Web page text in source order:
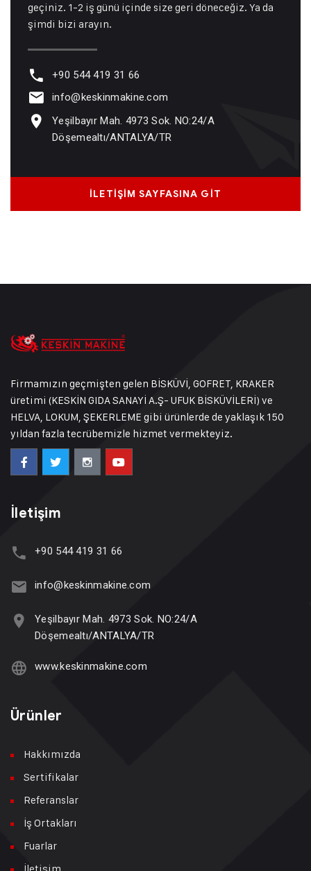
geçiniz. 1-2 iş günü içinde size geri döneceğiz. Ya da
şimdi bizi arayın.
+90 544 419 31 66
info@keskinmakine.com
Yeşilbayır Mah. 4973 Sok. NO:24/A
Döşemealtı/ANTALYA/TR
İLETİŞİM SAYFASINA GİT
Firmamızın geçmişten gelen BİSKÜVİ, GOFRET, KRAKER
üretimi (KESKİN GIDA SANAYİ A.Ş- UFUK BİSKÜVİLERİ) ve
HELVA, LOKUM, ŞEKERLEME gibi ürünlerde de yaklaşık 150
yıldan fazla tecrübemizle hizmet vermekteyiz.
İletişim
+90 544 419 31 66
info@keskinmakine.com
Yeşilbayır Mah. 4973 Sok. NO:24/A
Döşemealtı/ANTALYA/TR
www.keskinmakine.com
Ürünler
Hakkımızda
Sertifikalar
Referanslar
İş Ortakları
Fuarlar